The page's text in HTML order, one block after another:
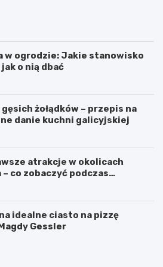
w ogrodzie: Jakie stanowisko
o nią dbać
gęsich żołądków – przepis na
danie kuchni galicyjskiej
atrakcje w okolicach
– co zobaczyć podczas
idealne ciasto na pizzę
Gessler